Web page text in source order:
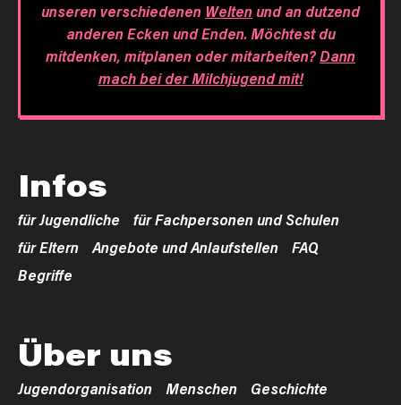
unseren verschiedenen Weltenund an dutzend
anderen Ecken und Enden. Möchtest du
mitdenken, mitplanen oder mitarbeiten?Dann
mach bei der Milchjugend mit!
Infos
für Jugendliche
für Fachpersonen und Schulen
für Eltern
Angebote und Anlaufstellen
FAQ
Begriffe
Über uns
Jugendorganisation Menschen
Geschichte